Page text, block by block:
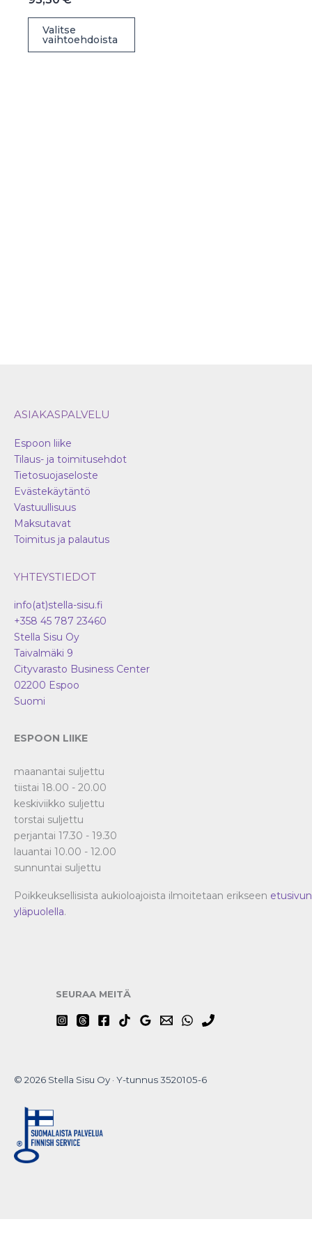
Valitse
vaihtoehdoista
Tällä
ASIAKASPALVELU
Espoon liike
Tilaus- ja toimitusehdot
Tietosuojaseloste
Evästekäytäntö
Vastuullisuus
Maksutavat
Toimitus ja palautus
YHTEYSTIEDOT
info(at)stella-sisu.fi
+358 45 787 23460
Stella Sisu Oy
Taivalmäki 9
Cityvarasto Business Center
02200 Espoo
Suomi
ESPOON LIIKE
maanantai suljettu
tiistai 18.00 - 20.00
keskiviikko suljettu
torstai suljettu
perjantai 17.30 - 19.30
lauantai 10.00 - 12.00
sunnuntai suljettu
Poikkeuksellisista aukioloajoista ilmoitetaan erikseen etusivun
yläpuolella.
SEURAA MEITÄ
© 2026 Stella Sisu Oy · Y-tunnus 3520105-6